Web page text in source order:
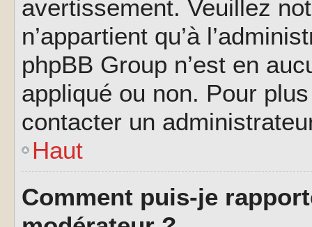
avertissement. Veuillez
n’appartient qu’à
phpBB Group n’est en
appliqué ou non. Pour
contacter un
Haut
Comment puis-je